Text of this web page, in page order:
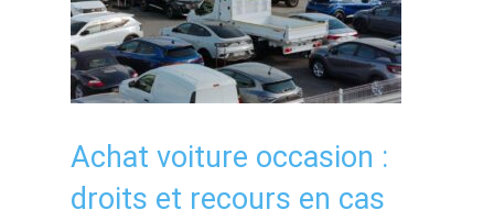
Achat voiture occasion :
droits et recours en cas